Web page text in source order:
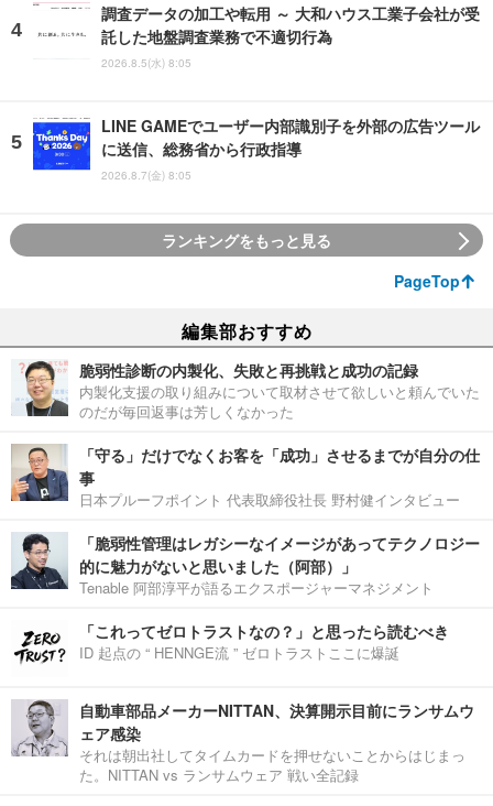
調査データの加工や転用 ～ 大和ハウス工業子会社が受
託した地盤調査業務で不適切行為
2026.8.5(水) 8:05
LINE GAMEでユーザー内部識別子を外部の広告ツール
に送信、総務省から行政指導
2026.8.7(金) 8:05
ランキングをもっと見る
PageTop
編集部おすすめ
脆弱性診断の内製化、失敗と再挑戦と成功の記録
内製化支援の取り組みについて取材させて欲しいと頼んでいた
のだが毎回返事は芳しくなかった
「守る」だけでなくお客を「成功」させるまでが自分の仕
事
日本プルーフポイント 代表取締役社長 野村健インタビュー
「脆弱性管理はレガシーなイメージがあってテクノロジー
的に魅力がないと思いました（阿部）」
Tenable 阿部淳平が語るエクスポージャーマネジメント
「これってゼロトラストなの？」と思ったら読むべき
ID 起点の “ HENNGE流 ” ゼロトラストここに爆誕
自動車部品メーカーNITTAN、決算開示目前にランサムウ
ェア感染
それは朝出社してタイムカードを押せないことからはじまっ
た。NITTAN vs ランサムウェア 戦い全記録